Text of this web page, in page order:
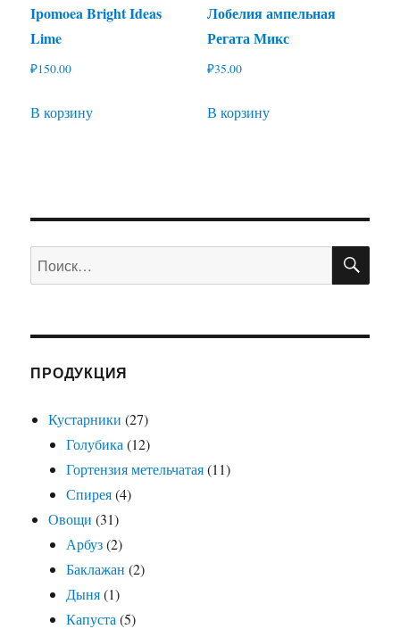
Ipomoea Bright Ideas
Lime
₽150.00
В корзину
Лобелия ампельная
Регата Микс
₽35.00
В корзину
Искать:
ПРОДУКЦИЯ
Кустарники (27)
Голубика (12)
Гортензия метельчатая (11)
Спирея (4)
Овощи (31)
Арбуз (2)
Баклажан (2)
Дыня (1)
Капуста (5)